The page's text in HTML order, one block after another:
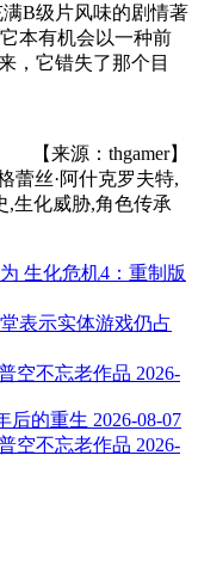
满B级片风味的剧情著
本有机会以一种前
，它错失了那个目
【来源：thgamer】
蕾丝·阿什克罗夫特,
,生化威胁,角色传承
为 生化危机4：重制版
表示实体游戏仍占
空不忘老作品 2026-
后的重生 2026-08-07
空不忘老作品 2026-